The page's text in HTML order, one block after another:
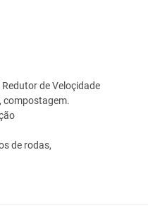
de Veloçidade
compostagem.
de rodas,